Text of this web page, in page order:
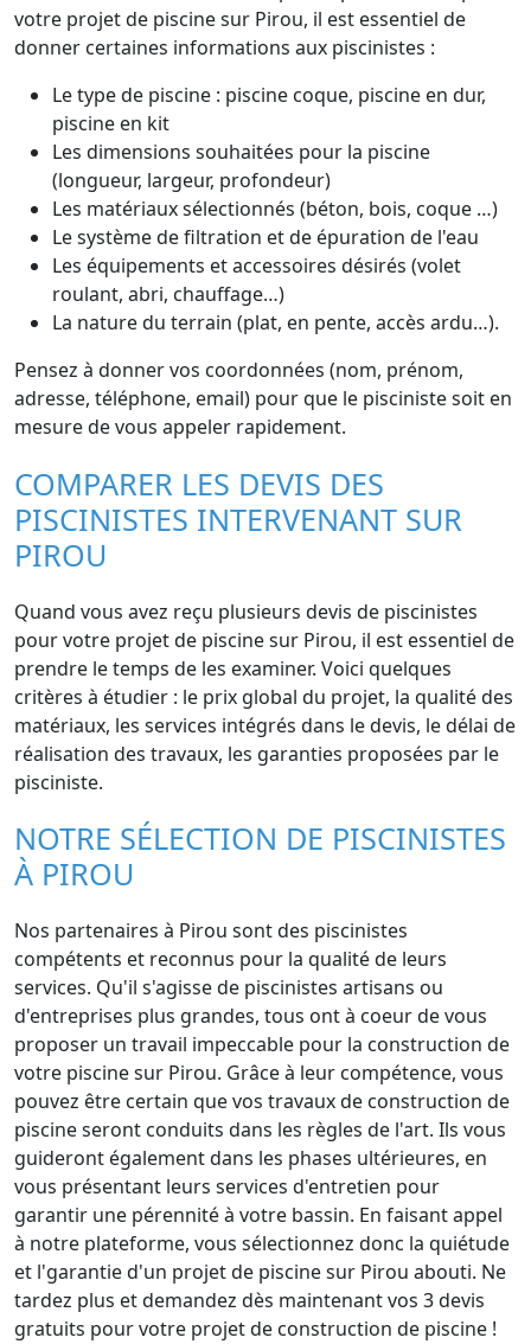
votre projet de piscine sur Pirou, il est essentiel de
donner certaines informations aux piscinistes :
Le type de piscine : piscine coque, piscine en dur,
piscine en kit
Les dimensions souhaitées pour la piscine
(longueur, largeur, profondeur)
Les matériaux sélectionnés (béton, bois, coque …)
Le système de filtration et de épuration de l'eau
Les équipements et accessoires désirés (volet
roulant, abri, chauffage…)
La nature du terrain (plat, en pente, accès ardu…).
Pensez à donner vos coordonnées (nom, prénom,
adresse, téléphone, email) pour que le pisciniste soit en
mesure de vous appeler rapidement.
COMPARER LES DEVIS DES
PISCINISTES INTERVENANT SUR
PIROU
Quand vous avez reçu plusieurs devis de piscinistes
pour votre projet de piscine sur Pirou, il est essentiel de
prendre le temps de les examiner. Voici quelques
critères à étudier : le prix global du projet, la qualité des
matériaux, les services intégrés dans le devis, le délai de
réalisation des travaux, les garanties proposées par le
pisciniste.
NOTRE SÉLECTION DE PISCINISTES
À PIROU
Nos partenaires à Pirou sont des piscinistes
compétents et reconnus pour la qualité de leurs
services. Qu'il s'agisse de piscinistes artisans ou
d'entreprises plus grandes, tous ont à coeur de vous
proposer un travail impeccable pour la construction de
votre piscine sur Pirou. Grâce à leur compétence, vous
pouvez être certain que vos travaux de construction de
piscine seront conduits dans les règles de l'art. Ils vous
guideront également dans les phases ultérieures, en
vous présentant leurs services d'entretien pour
garantir une pérennité à votre bassin. En faisant appel
à notre plateforme, vous sélectionnez donc la quiétude
et l'garantie d'un projet de piscine sur Pirou abouti. Ne
tardez plus et demandez dès maintenant vos 3 devis
gratuits pour votre projet de construction de piscine !